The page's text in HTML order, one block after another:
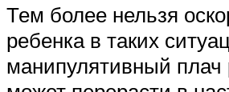
Тем более нельзя
ребенка в таких
манипулятивный плач